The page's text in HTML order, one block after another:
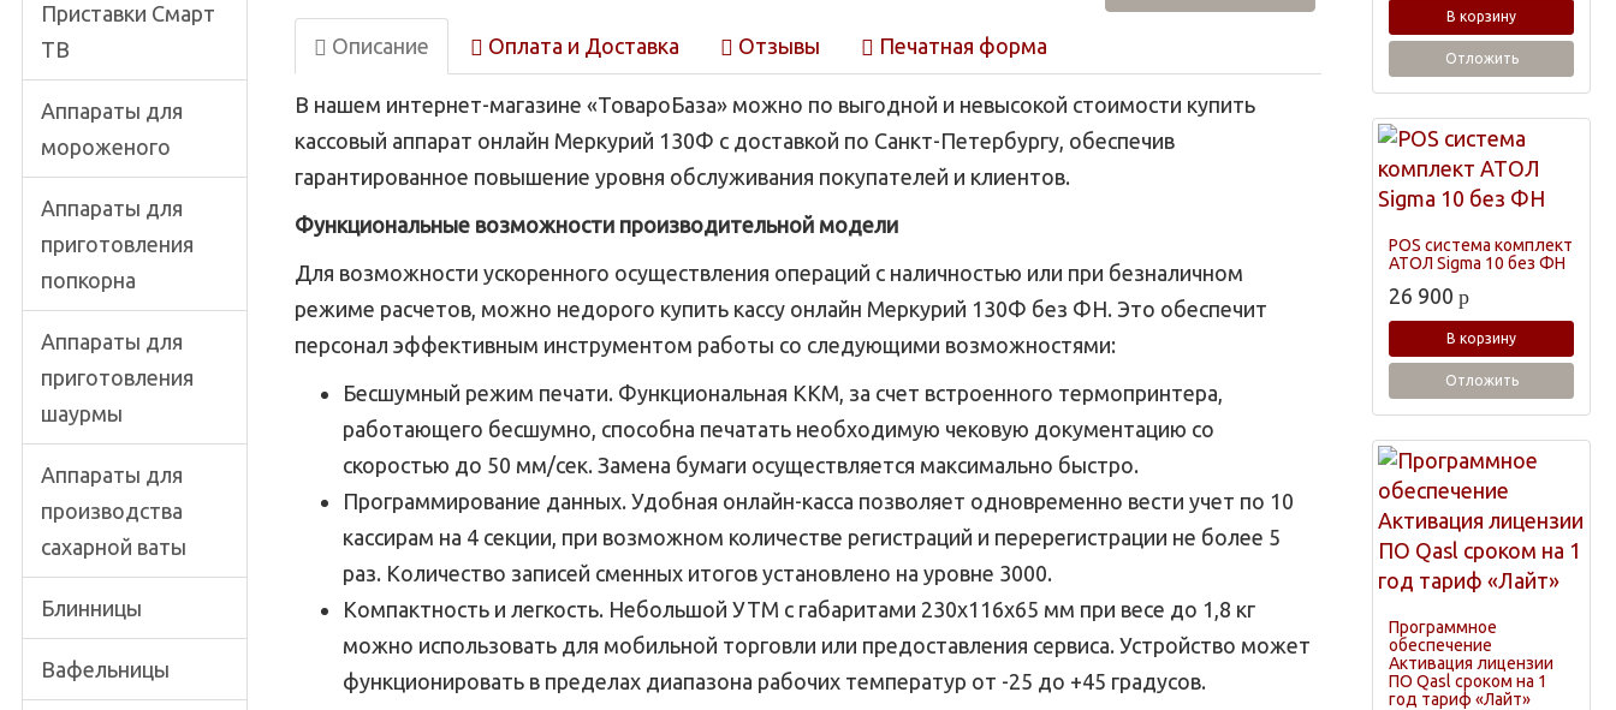
Приставки Смарт
ТВ
Аппараты для
мороженого
Аппараты для
приготовления
попкорна
Аппараты для
приготовления
шаурмы
Аппараты для
производства
сахарной ваты
Блинницы
Вафельницы
Описание Оплата и Доставка Отзывы Печатная форма
В нашем интернет-магазине «ТовароБаза» можно по выгодной и невысокой стоимости купить
кассовый аппарат онлайн Меркурий 130Ф с доставкой по Санкт-Петербургу, обеспечив
гарантированное повышение уровня обслуживания покупателей и клиентов.
Функциональные возможности производительной модели
Для возможности ускоренного осуществления операций с наличностью или при безналичном
режиме расчетов, можно недорого купить кассу онлайн Меркурий 130Ф без ФН. Это обеспечит
персонал эффективным инструментом работы со следующими возможностями:
Бесшумный режим печати. Функциональная ККМ, за счет встроенного термопринтера,
работающего бесшумно, способна печатать необходимую чековую документацию со
скоростью до 50 мм/сек. Замена бумаги осуществляется максимально быстро.
Программирование данных. Удобная онлайн-касса позволяет одновременно вести учет по 10
кассирам на 4 секции, при возможном количестве регистраций и перерегистрации не более 5
раз. Количество записей сменных итогов установлено на уровне 3000.
Компактность и легкость. Небольшой УТМ с габаритами 230х116х65 мм при весе до 1,8 кг
можно использовать для мобильной торговли или предоставления сервиса. Устройство может
функционировать в пределах диапазона рабочих температур от -25 до +45 градусов.
В корзину
Отложить
POS система комплект
АТОЛ Sigma 10 без ФН
26 900 p
В корзину
Отложить
Программное
обеспечение
Активация лицензии
ПО Qasl сроком на 1
год тариф «Лайт»